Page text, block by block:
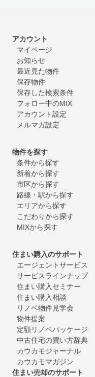
アカウント
マイページ
お知らせ
最近見た物件
保存物件
保存した検索条件
フォロー中のMIX
アカウント設定
メルマガ設定
物件を探す
条件から探す
新着から探す
市区から探す
路線・駅から探す
エリアから探す
こだわりから探す
MIXから探す
住まい購入のサポート
エージェントサービス
サービスラインナップ
住まい購入セミナー
住まい購入相談
リノベ物件見学会
物件提案
定額リノベパッケージ
中古住宅の買い方辞典
カウカモジャーナル
カウカモマガジン
住まい売却のサポート